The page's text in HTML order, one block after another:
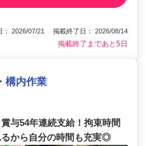
： 2026/07/21 掲載終了日： 2026/08/14
掲載終了まであと5日
構内作業
与54年連続支給！拘束時間
から自分の時間も充実◎